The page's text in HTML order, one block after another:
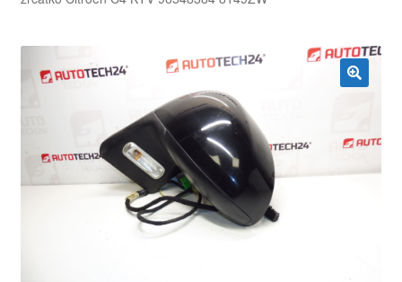
Kontakt
Můj účet